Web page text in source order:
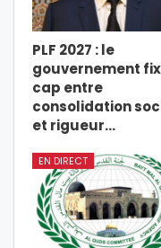
PLF 2027 : le
gouvernement
cap entre
consolidation
et rigueur…
EN DIRECT